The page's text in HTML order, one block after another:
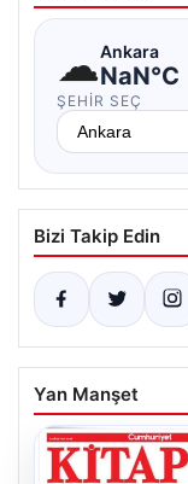
☁Ankara
NaN°C
ŞEHIR SEÇ
Bizi Takip Edin
Yan Manşet